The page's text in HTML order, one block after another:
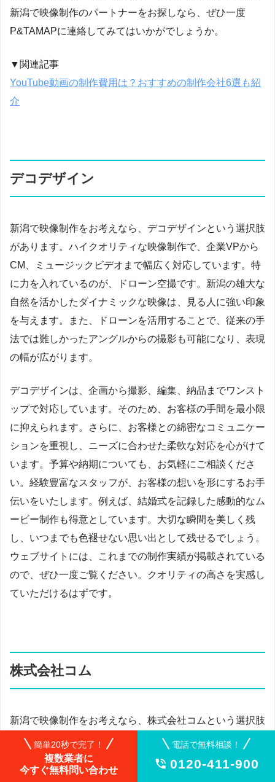
新潟で映像制作のパートナーをお探しなら、ぜひ一度
P&TAMAPに連絡してみてはいかがでしょうか。
▼関連記事
YouTube動画の制作費用は？おすすめの制作会社6選も紹
介
デコデザイン
新潟で映像制作をお考えなら、デコデザインという選択肢
があります。ハイクオリティな映像制作で、企業VPから
CM、ミュージックビデオまで幅広く対応しています。特
に力を入れているのが、ドローン空撮です。新潟の雄大な
自然を活かしたダイナミックな映像は、見る人に強い印象
を与えます。また、ドローンを活用することで、従来の手
法では難しかったアングルからの撮影も可能になり、表現
の幅が広がります。
デコデザインは、企画から撮影、編集、納品までワンスト
ップで対応しています。そのため、お客様の手間を最小限
に抑えられます。さらに、お客様との綿密なコミュニケー
ションを重視し、ニーズに合わせた柔軟な対応を心がけて
います。予算や納期についても、お気軽にご相談くださ
い。経験豊富なスタッフが、お客様の想いを形にするお手
伝いをいたします。例えば、結婚式を記録した感動的なム
ービー制作も得意としています。大切な瞬間を美しく残
し、いつまでも色褪せない思い出として残せるでしょう。
ウェブサイトには、これまでの制作実績が掲載されている
ので、ぜひ一度ご覧ください。クオリティの高さを実感し
ていただけるはずです。
株式会社コム
新潟で映像制作をお考えなら、株式会社コムという選択肢
があります。1999年設立の老舗企業で、新潟市中央区に
拠点を構えています。テレビCMや企業VP、Web動画など
幅広いジャンルの映像制作に携わっており、企画から撮
簡単20秒で完了！
複数業者に
今すぐ無料問い合わせ
電話で無料相談！
 0120-411-900